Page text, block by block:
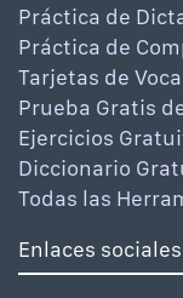
Práctica de
Práctica de
Tarjetas de
Prueba Gratis
Ejercicios
Diccionario
Todas las
Enlaces sociales